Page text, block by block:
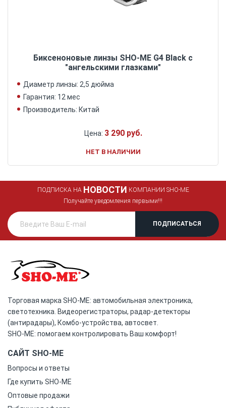
Биксеноновые линзы SHO-ME G4 Black с
"ангельскими глазками"
Диаметр линзы: 2,5 дюйма
Гарантия: 12 мес
Производитель: Китай
Цена: 3 290 руб.
НЕТ В НАЛИЧИИ
ПОДПИСКА НА НОВОСТИ КОМПАНИИ SHO-ME
Получайте уведомления первыми!!!
Торговая марка SHO-ME: автомобильная электроника,
светотехника. Видеорегистраторы, радар-детекторы
(антирадары), Комбо-устройства, автосвет.
SHO-ME: помогаем контролировать Ваш комфорт!
САЙТ SHO-ME
Вопросы и ответы
Где купить SHO-ME
Оптовые продажи